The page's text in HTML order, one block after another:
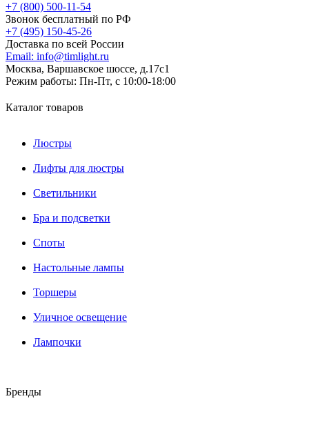
+7 (800) 500-11-54
Звонок бесплатный по РФ
+7 (495) 150-45-26
Доставка по всей России
Email: info@timlight.ru
Москва, Варшавское шоссе, д.17c1
Режим работы: Пн-Пт, с 10:00-18:00
Каталог товаров
Люстры
Лифты для люстры
Светильники
Бра и подсветки
Споты
Настольные лампы
Торшеры
Уличное освещение
Лампочки
Бренды